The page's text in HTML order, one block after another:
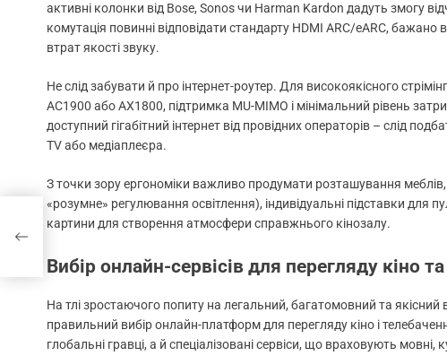
активні колонки від Bose, Sonos чи Harman Kardon дадуть змогу
комутація повинні відповідати стандарту HDMI ARC/eARC,
втрат якості звуку.
Не слід забувати й про інтернет-роутер. Для високоякісного
AC1900 або AX1800, підтримка MU-MIMO і мінімальний рівень
доступний гігабітний інтернет від провідних операторів – слід
TV або медіаплеєра.
З точки зору ергономіки важливо продумати розташування
«розумне» регулювання освітлення), індивідуальні підставки для
картини для створення атмосфери справжнього кінозалу.
Вибір онлайн-сервісів для перегляду кіно
На тлі зростаючого попиту на легальний, багатомовний та якісний
правильний вибір онлайн-платформ для перегляду кіно і
глобальні гравці, а й спеціалізовані сервіси, що враховують мовні,